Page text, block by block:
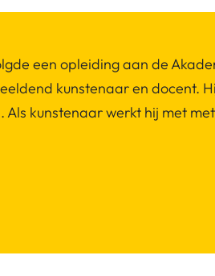
een opleiding aan de
kunstenaar en docent.
Als kunstenaar werkt hij met